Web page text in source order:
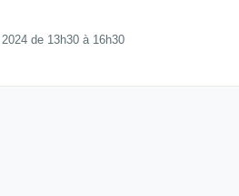
de 13h30 à 16h30